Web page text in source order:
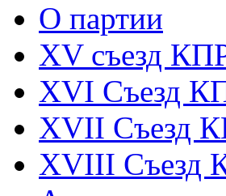
О партии
XV съезд
XVI Съезд
XVII Cъезд
XVIII Cъезд